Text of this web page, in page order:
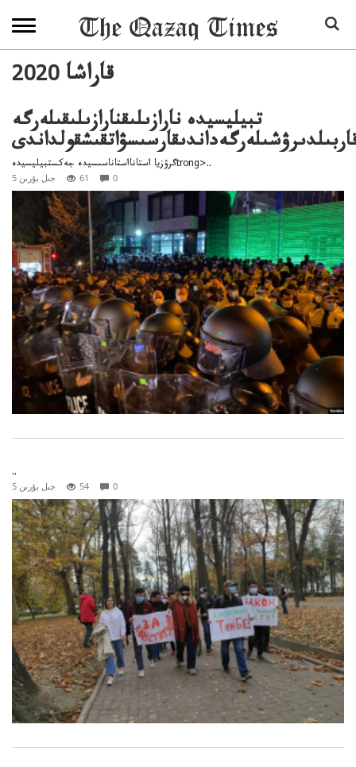
2020 قاراشا
تبيليسيدە نارازىلىقنارازىلىقىلەرگە
گرۋزيا استانااستاناسىسيدە جەكستبيليسيدەtrong>..
5 جىل بۇرىن 61 0
..
5 جىل بۇرىن 54 0